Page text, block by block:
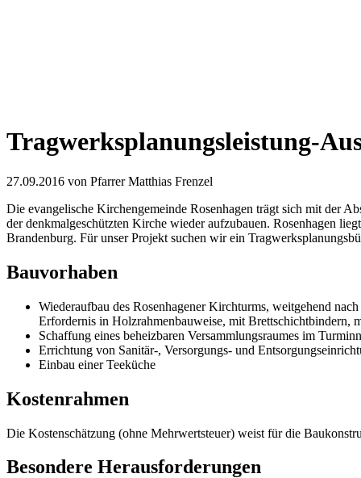
Tragwerksplanungsleistung-
27.09.2016 von Pfarrer Matthias Frenzel
Die evangelische Kirchengemeinde Rosenhagen trägt sich mit der
der denkmalgeschützten Kirche wieder aufzubauen. Rosenhagen
Brandenburg. Für unser Projekt suchen wir ein
Bauvorhaben
Wiederaufbau des Rosenhagener Kirchturms, weitgehend
Erfordernis in Holzrahmenbauweise, mit Brettschichtbindern,
Schaffung eines beheizbaren Versammlungsraumes im
Errichtung von Sanitär-, Versorgungs- und
Einbau einer Teeküche
Kostenrahmen
Die Kostenschätzung (ohne Mehrwertsteuer) weist für die
Besondere Herausforderungen